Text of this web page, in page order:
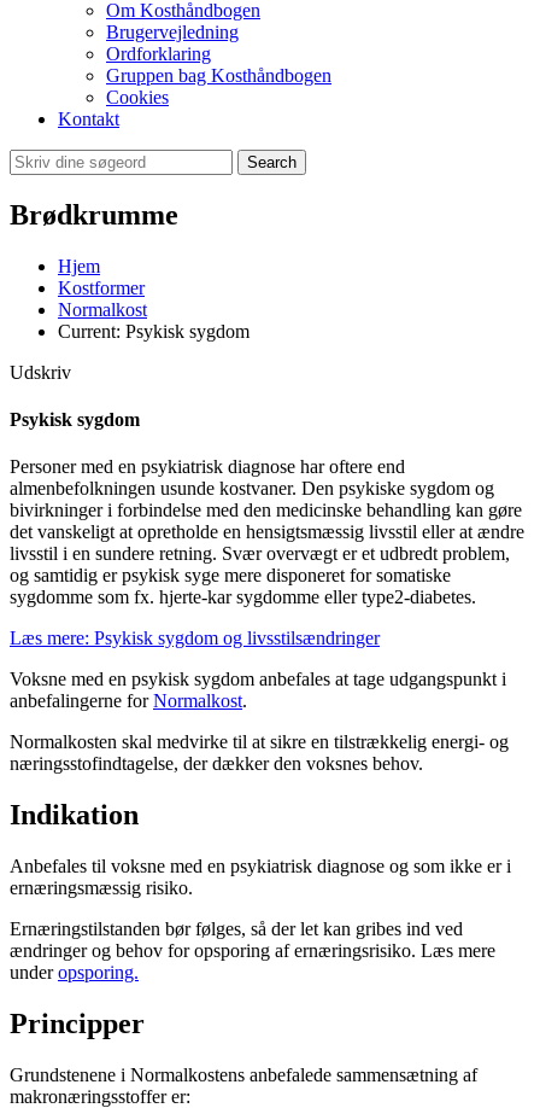
Om Kosthåndbogen
Brugervejledning
Ordforklaring
Gruppen bag Kosthåndbogen
Cookies
Kontakt
Search
Brødkrumme
Hjem
Kostformer
Normalkost
Current: Psykisk sygdom
Udskriv
Psykisk sygdom
Personer med en psykiatrisk diagnose har oftere end
almenbefolkningen usunde kostvaner. Den psykiske sygdom og
bivirkninger i forbindelse med den medicinske behandling kan gøre
det vanskeligt at opretholde en hensigtsmæssig livsstil eller at ændre
livsstil i en sundere retning. Svær overvægt er et udbredt problem,
og samtidig er psykisk syge mere disponeret for somatiske
sygdomme som fx. hjerte-kar sygdomme eller type2-diabetes.
Læs mere: Psykisk sygdom og livsstilsændringer
Voksne med en psykisk sygdom anbefales at tage udgangspunkt i
anbefalingerne forNormalkost.
Normalkosten skal medvirke til at sikre en tilstrækkelig energi- og
næringsstofindtagelse, der dækker den voksnes behov.
Indikation
Anbefales til voksne med en psykiatrisk diagnose og som ikke er i
ernæringsmæssig risiko.
Ernæringstilstanden bør følges, så der let kan gribes ind ved
ændringer og behov for opsporing af ernæringsrisiko. Læs mere
underopsporing.
Principper
Grundstenene i Normalkostens anbefalede sammensætning af
makronæringsstoffer er: